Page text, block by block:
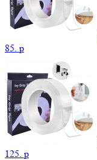
85. p
125. p